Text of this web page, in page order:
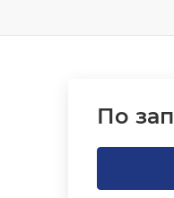
По зап